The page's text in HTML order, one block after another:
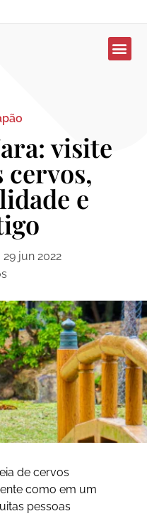
visite
cervos,
e
29 jun 2022
de cervos
como em um
pessoas